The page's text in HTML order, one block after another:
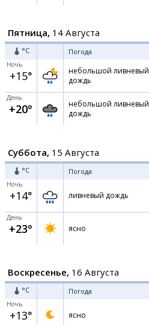
Пятница, 14 Августа
°C Погода
Ночь
+15°
небольшой ливневый
дождь
День
+20°
небольшой ливневый
дождь
Суббота, 15 Августа
°C Погода
Ночь
+14° ливневый дождь
День
+23° ясно
Воскресенье, 16 Августа
°C Погода
Ночь
+13° ясно